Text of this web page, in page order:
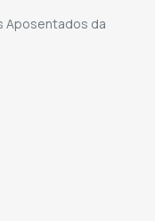
Aposentados da